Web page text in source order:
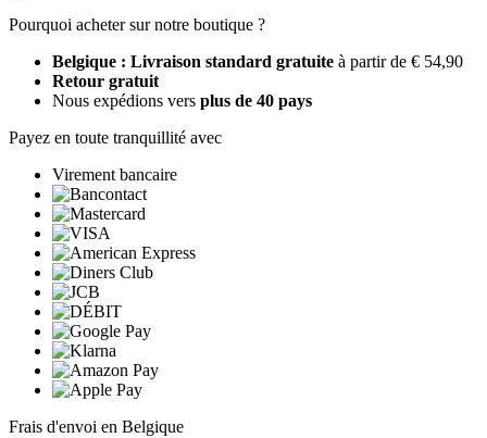
Pourquoi acheter sur notre boutique ?
Belgique : Livraison standard gratuite à partir de € 54,90
Retour gratuit
Nous expédions vers plus de 40 pays
Payez en toute tranquillité avec
Virement bancaire
Frais d'envoi en Belgique